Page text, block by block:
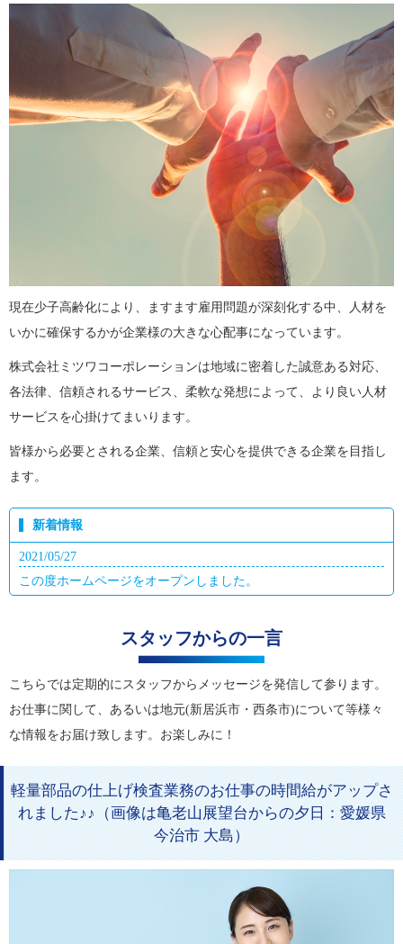
現在少子高齢化により、ますます雇用問題が深刻化する中、人材を
いかに確保するかが企業様の大きな心配事になっています。
株式会社ミツワコーポレーションは地域に密着した誠意ある対応、
各法律、信頼されるサービス、柔軟な発想によって、より良い人材
サービスを心掛けてまいります。
皆様から必要とされる企業、信頼と安心を提供できる企業を目指し
ます。
新着情報
2021/05/27
この度ホームページをオープンしました。
スタッフからの一言
こちらでは定期的にスタッフからメッセージを発信して参ります。
お仕事に関して、あるいは地元(新居浜市・西条市)について等様々
な情報をお届け致します。お楽しみに！
軽量部品の仕上げ検査業務のお仕事の時間給がアップさ
れました♪♪（画像は亀老山展望台からの夕日：愛媛県
今治市 大島）